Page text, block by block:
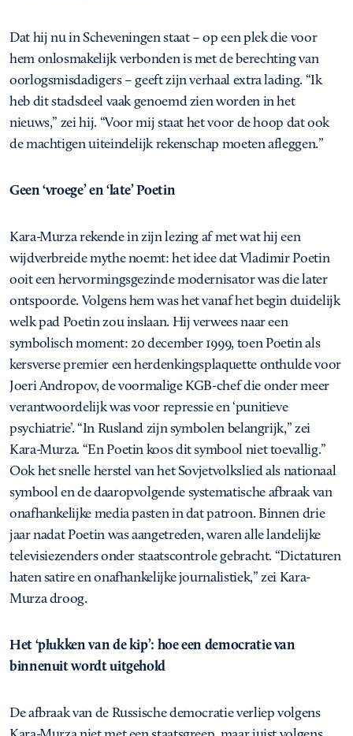
Dat hij nu in Scheveningen staat – op een plek die voor
hem onlosmakelijk verbonden is met de berechting van
oorlogsmisdadigers – geeft zijn verhaal extra lading. “Ik
heb dit stadsdeel vaak genoemd zien worden in het
nieuws,” zei hij. “Voor mij staat het voor de hoop dat ook
de machtigen uiteindelijk rekenschap moeten afleggen.”
Geen ‘vroege’ en ‘late’ Poetin
Kara-Murza rekende in zijn lezing af met wat hij een
wijdverbreide mythe noemt: het idee dat Vladimir Poetin
ooit een hervormingsgezinde modernisator was die later
ontspoorde. Volgens hem was het vanaf het begin duidelijk
welk pad Poetin zou inslaan. Hij verwees naar een
symbolisch moment: 20 december 1999, toen Poetin als
kersverse premier een herdenkingsplaquette onthulde voor
Joeri Andropov, de voormalige KGB-chef die onder meer
verantwoordelijk was voor repressie en ‘punitieve
psychiatrie’. “In Rusland zijn symbolen belangrijk,” zei
Kara-Murza. “En Poetin koos dit symbool niet toevallig.”
Ook het snelle herstel van het Sovjetvolkslied als nationaal
symbool en de daaropvolgende systematische afbraak van
onafhankelijke media pasten in dat patroon. Binnen drie
jaar nadat Poetin was aangetreden, waren alle landelijke
televisiezenders onder staatscontrole gebracht. “Dictaturen
haten satire en onafhankelijke journalistiek,” zei Kara-
Murza droog.
Het ‘plukken van de kip’: hoe een democratie van
binnenuit wordt uitgehold
De afbraak van de Russische democratie verliep volgens